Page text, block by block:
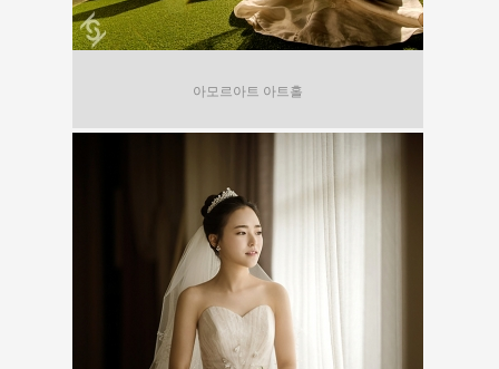
아모르아트 아트홀